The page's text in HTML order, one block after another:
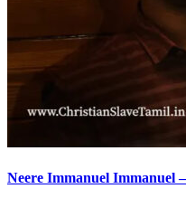
Neere Immanuel